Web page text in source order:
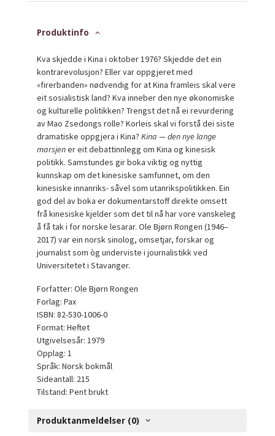
Produktinfo
Kva skjedde i Kina i oktober 1976? Skjedde det ein
kontrarevolusjon? Eller var oppgjeret med
«firerbanden» nødvendig for at Kina framleis skal vere
eit sosialistisk land? Kva inneber den nye økonomiske
og kulturelle politikken? Trengst det nå ei revurdering
av Mao Zsedongs rolle? Korleis skal vi forstå dei siste
dramatiske oppgjera i Kina?Kina — den nye lange
marsjener eit debattinnlegg om Kina og kinesisk
politikk. Samstundes gir boka viktig og nyttig
kunnskap om det kinesiske samfunnet, om den
kinesiske innanriks- såvel som utanrikspolitikken. Ein
god del av boka er dokumentarstoff direkte omsett
frå kinesiske kjelder som det til nå har vore vanskeleg
å få tak i for norske lesarar. Ole Bjørn Rongen (1946–
2017) var ein norsk sinolog, omsetjar, forskar og
journalist som òg underviste i journalistikk ved
Universitetet i Stavanger.
Forfatter: Ole Bjørn Rongen
Forlag: Pax
ISBN: 82-530-1006-0
Format: Heftet
Utgivelsesår: 1979
Opplag: 1
Språk: Norsk bokmål
Sideantall: 215
Tilstand: Pent brukt
Produktanmeldelser (0)